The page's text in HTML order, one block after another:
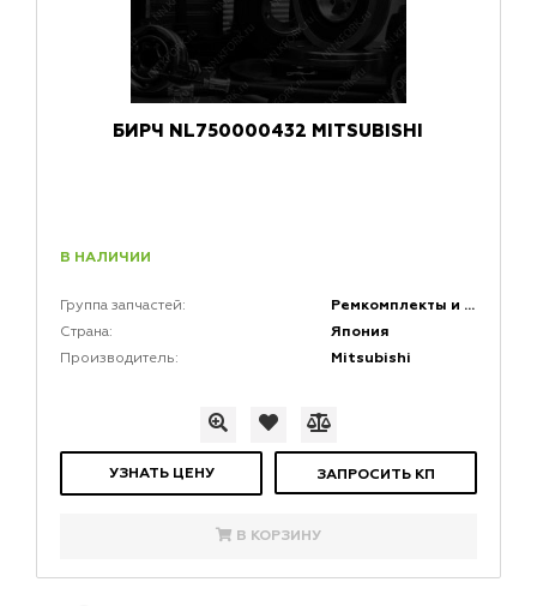
БИРЧ NL750000432 MITSUBISHI
В НАЛИЧИИ
Группа запчастей: Ремкомплекты и быстро изнашивающиеся резиновые части (БИРЧ)
Страна: Япония
Производитель: Mitsubishi
УЗНАТЬ ЦЕНУ ЗАПРОСИТЬ КП
В КОРЗИНУ